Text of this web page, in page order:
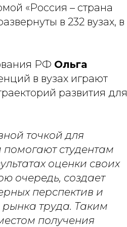
«Россия – страна
в 232 вузах, в
РФ Ольга
в вузах играют
развития для
точкой для
студентам
оценки своих
очередь, создает
перспектив и
рынка труда. Таким
получения